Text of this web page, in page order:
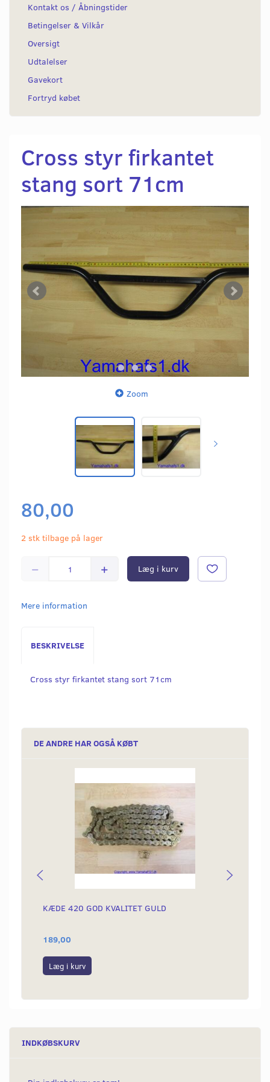
Kontakt os / Åbningstider
Betingelser & Vilkår
Oversigt
Udtalelser
Gavekort
Fortryd købet
Cross styr firkantet
stang sort 71cm
Zoom
80,00
2 stk tilbage på lager
Læg i kurv
Mere information
BESKRIVELSE
Cross styr firkantet stang sort 71cm
DE ANDRE HAR OGSÅ KØBT
KÆDE 420 GOD KVALITET GULD
189,00
Læg i kurv
INDKØBSKURV